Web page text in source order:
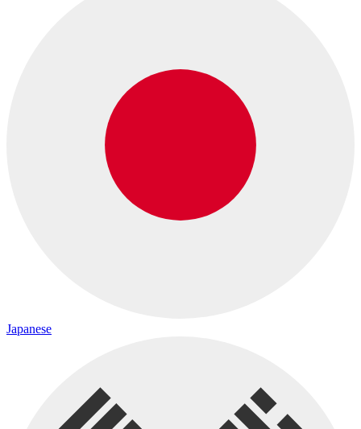
Japanese